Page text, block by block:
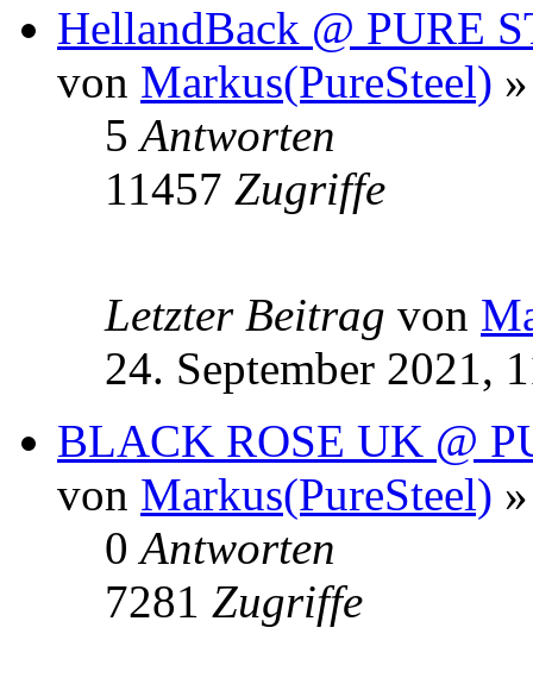
HellandBack @ PURE
von Markus(PureSteel)
5Antworten
11457 Zugriffe
Letzter Beitrag von
24. September 2021,
BLACK ROSE UK @
von Markus(PureSteel)
0Antworten
7281 Zugriffe